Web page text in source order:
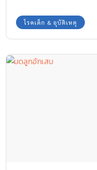
โรคเด็ก & อุบัติเหตุ